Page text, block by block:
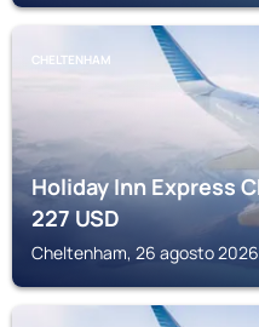
CHELTENHAM
Holiday Inn Express
227USD
Cheltenham, 26 agosto